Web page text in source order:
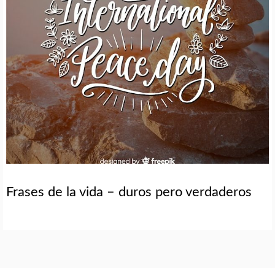
Frases de la vida – duros pero verdaderos